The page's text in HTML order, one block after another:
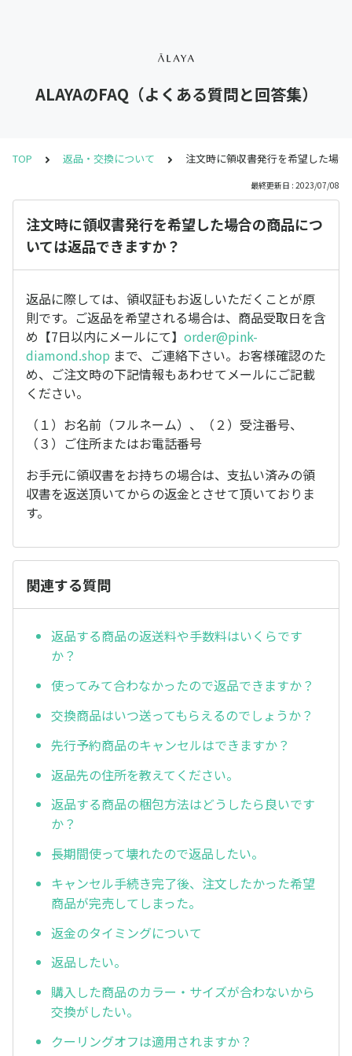
ALAYAのFAQ（よくある質問と回答集）
TOP 返品・交換について 注文時に領収書発行を希望した場
最終更新日 : 2023/07/08
注文時に領収書発行を希望した場合の商品につ
いては返品できますか？
返品に際しては、領収証もお返しいただくことが原
則です。ご返品を希望される場合は、商品受取日を含
め【7日以内にメールにて】 order@pink-
diamond.shop まで、ご連絡下さい。お客様確認のた
め、ご注文時の下記情報もあわせてメールにご記載
ください。
（１）お名前（フルネーム）、（２）受注番号、
（３）ご住所またはお電話番号
お手元に領収書をお持ちの場合は、支払い済みの領
収書を返送頂いてからの返金とさせて頂いておりま
す。
関連する質問
返品する商品の返送料や手数料はいくらです
か？
使ってみて合わなかったので返品できますか？
交換商品はいつ送ってもらえるのでしょうか？
先行予約商品のキャンセルはできますか？
返品先の住所を教えてください。
返品する商品の梱包方法はどうしたら良いです
か？
長期間使って壊れたので返品したい。
キャンセル手続き完了後、注文したかった希望
商品が完売してしまった。
返金のタイミングについて
返品したい。
購入した商品のカラー・サイズが合わないから
交換がしたい。
クーリングオフは適用されますか？